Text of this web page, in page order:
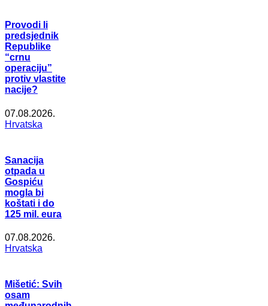
Provodi li
predsjednik
Republike
“crnu
operaciju”
protiv vlastite
nacije?
07.08.2026.
Hrvatska
Sanacija
otpada u
Gospiću
mogla bi
koštati i do
125 mil. eura
07.08.2026.
Hrvatska
Mišetić: Svih
osam